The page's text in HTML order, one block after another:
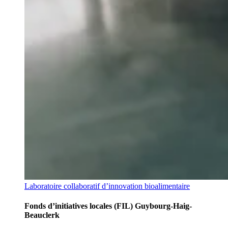
Laboratoire collaboratif d’innovation bioalimentaire
Fonds d’initiatives locales (FIL) Guybourg-Haig-
Beauclerk